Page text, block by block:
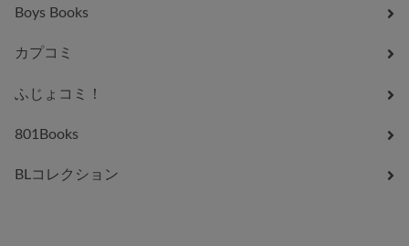
Boys Books
カプコミ
ふじょコミ！
801Books
BLコレクション